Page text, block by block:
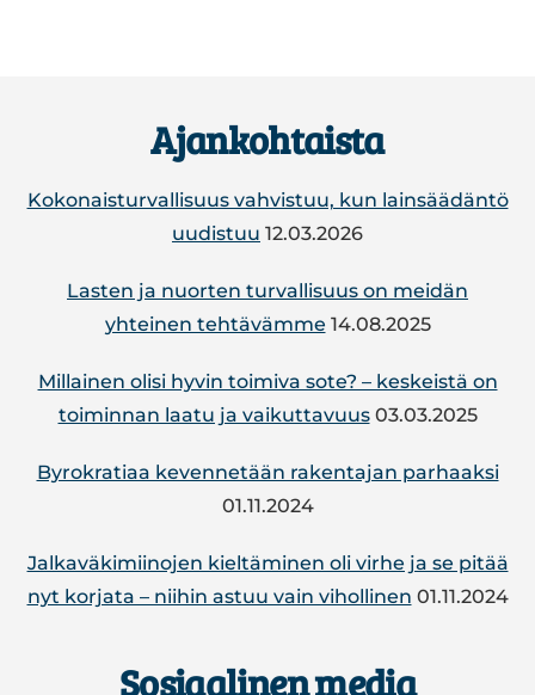
Ajankohtaista
Kokonaisturvallisuus vahvistuu, kun lainsäädäntö
uudistuu 12.03.2026
Lasten ja nuorten turvallisuus on meidän
yhteinen tehtävämme 14.08.2025
Mil­lai­nen olisi hyvin toimiva sote? – kes­keis­tä on
toi­min­nan laatu ja vai­kut­ta­vuus 03.03.2025
By­ro­kra­tiaa ke­ven­ne­tään ra­ken­ta­jan par­haak­si
01.11.2024
Jal­ka­vä­ki­mii­no­jen kiel­tä­mi­nen oli virhe ja se pitää
nyt korjata – niihin astuu vain vi­hol­li­nen 01.11.2024
Sosiaalinen media